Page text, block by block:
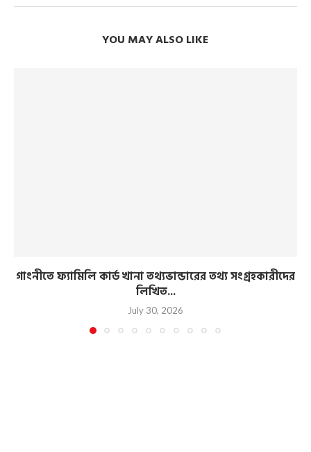
YOU MAY ALSO LIKE
গাংনীতে ফ্যামিলি কার্ড খানা তথ্যভান্ডারের তথ্য সংগ্রহকারীদের
লিখিত...
July 30, 2026